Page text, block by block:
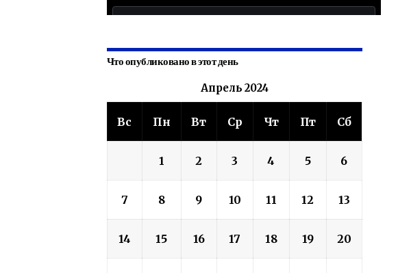
Что опубликовано в этот день
Апрель 2024
Вс Пн Вт Ср Чт Пт Сб
1 2 3 4 5 6
7 8 9 10 11 12 13
14 15 16 17 18 19 20